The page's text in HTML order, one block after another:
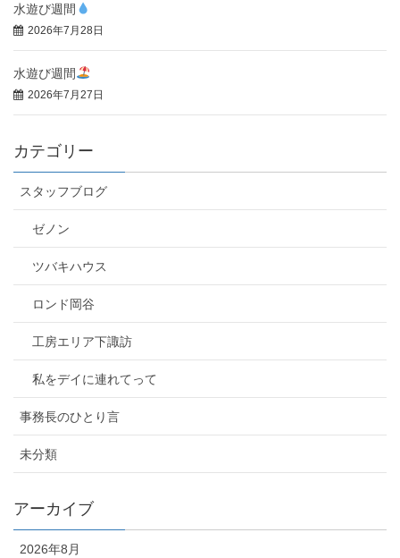
水遊び週間
2026年7月28日
水遊び週間
2026年7月27日
カテゴリー
スタッフブログ
ゼノン
ツバキハウス
ロンド岡谷
工房エリア下諏訪
私をデイに連れてって
事務長のひとり言
未分類
アーカイブ
2026年8月